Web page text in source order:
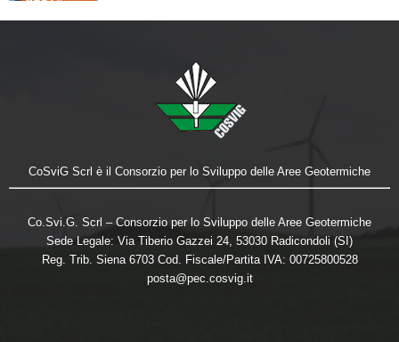
CoSviG Scrl è il Consorzio per lo Sviluppo delle Aree Geotermiche
Co.Svi.G. Scrl – Consorzio per lo Sviluppo delle Aree Geotermiche
Sede Legale: Via Tiberio Gazzei 24, 53030 Radicondoli (SI)
Reg. Trib. Siena 6703 Cod. Fiscale/Partita IVA: 00725800528
posta@pec.cosvig.it